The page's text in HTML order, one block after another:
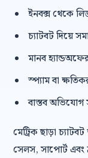
ইনবক্স থেকে
চ্যাটবট দিয়ে
মানব
স্প্যাম বা
বাস্তব অভিযোগ
মেট্রিক ছাড়া
সেলস, সাপোর্ট এবং